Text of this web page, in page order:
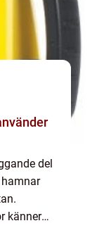
del
känner